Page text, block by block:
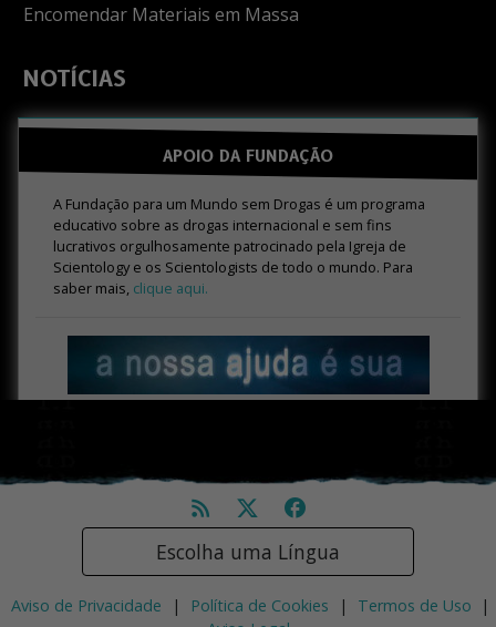
Encomendar Materiais em Massa
NOTÍCIAS
APOIO DA FUNDAÇÃO
A Fundação para um Mundo sem Drogas é um programa
educativo sobre as drogas internacional e sem fins
lucrativos orgulhosamente patrocinado pela Igreja de
Scientology e os Scientologists de todo o mundo. Para
saber mais, clique aqui.
Escolha uma Língua
Aviso de Privacidade | Política de Cookies | Termos de Uso
|